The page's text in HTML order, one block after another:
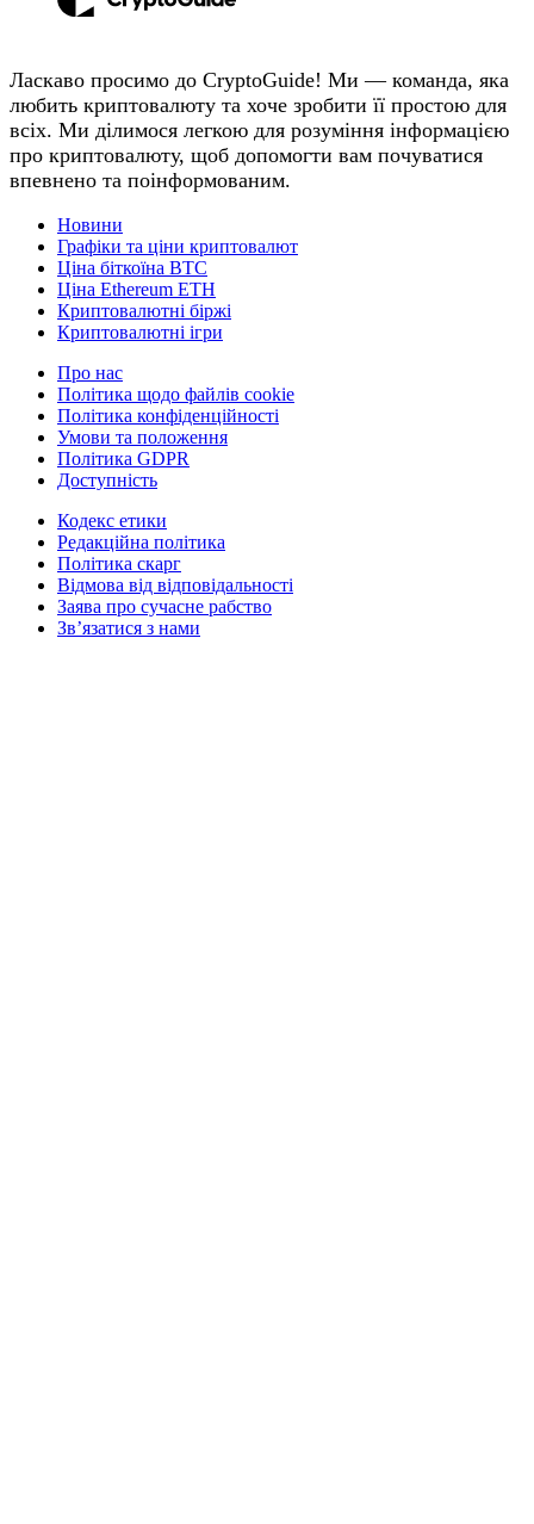
Ласкаво просимо до CryptoGuide! Ми — команда, яка
любить криптовалюту та хоче зробити її простою для
всіх. Ми ділимося легкою для розуміння інформацією
про криптовалюту, щоб допомогти вам почуватися
впевнено та поінформованим.
Новини
Графіки та ціни криптовалют
Ціна біткоїна BTC
Ціна Ethereum ETH
Криптовалютні біржі
Криптовалютні ігри
Про нас
Політика щодо файлів cookie
Політика конфіденційності
Умови та положення
Політика GDPR
Доступність
Кодекс етики
Редакційна політика
Політика скарг
Відмова від відповідальності
Заява про сучасне рабство
Зв’язатися з нами